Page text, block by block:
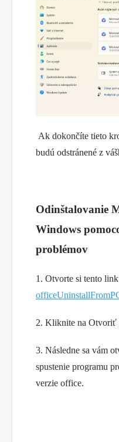
Ak dokončíte tieto
budú odstránené z
Odinštalovanie
Windows
problémov
1. Otvorte si tento
2. Kliknite na Otvoriť
3. Následne sa vám
spustenie programu
verzie office.